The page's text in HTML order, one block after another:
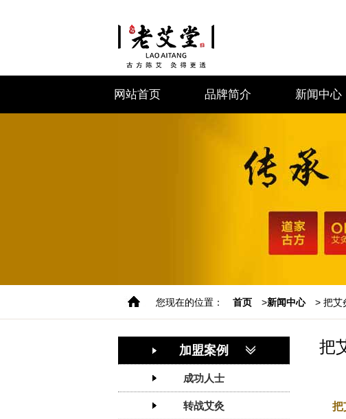
网站首页 品牌简介 新闻中心
您现在的位置： 首页 >新闻中心 > 把艾
加盟案例
成功人士
转战艾灸
把
把